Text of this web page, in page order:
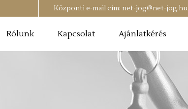
Központi e-mail cím: net-jog@net-jog.hu
Rólunk Kapcsolat Ajánlatkérés